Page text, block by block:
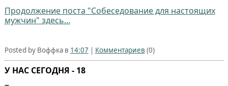
Продолжение поста "Собеседование для настоящих
мужчин" здесь...
Posted by Воффка в 14:07 | Комментариев (0)
У НАС СЕГОДНЯ - 18